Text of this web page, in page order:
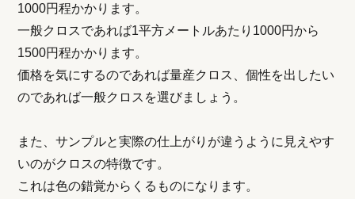
1000円程かかります。
一般クロスであれば1平方メートルあたり1000円から
1500円程かかります。
価格を気にするのであれば量産クロス、個性を出したい
のであれば一般クロスを選びましょう。
また、サンプルと実際の仕上がりが違うように見えやす
いのがクロスの特徴です。
これは色の錯覚からくるものになります。